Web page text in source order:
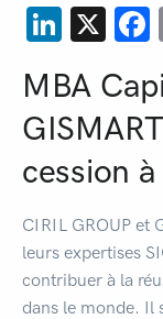
X
MBA
cession
CIRIL GROUP et
leurs expertises
contribuer à la
dans le monde. Il